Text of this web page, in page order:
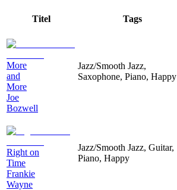
Titel Tags
More
and
More
Joe
Bozwell
Jazz/Smooth Jazz,
Saxophone, Piano, Happy
Right on
Time
Frankie
Wayne
Jazz/Smooth Jazz, Guitar,
Piano, Happy